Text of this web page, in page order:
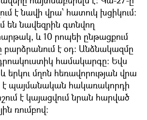
է նավի վրա՝ հատուկ խցիկում։
են նավեզրին գտնվող
և 10 րոպեի ընթացքում
բարձրանում է օդ։ Անձնակազմը
համակարգը: Եվս
երկու մղոն հեռավորության վրա
է պայմանական հակառակորդի
է կայացվում նրան հարված
ռումբով։